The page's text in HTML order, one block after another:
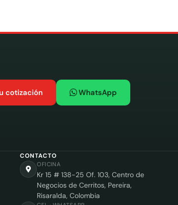
cotización WhatsApp
CONTACTO
OFICINA
Kr 15 # 138-25 Of. 103, Centro de
Negocios de Cerritos, Pereira,
Risaralda, Colombia